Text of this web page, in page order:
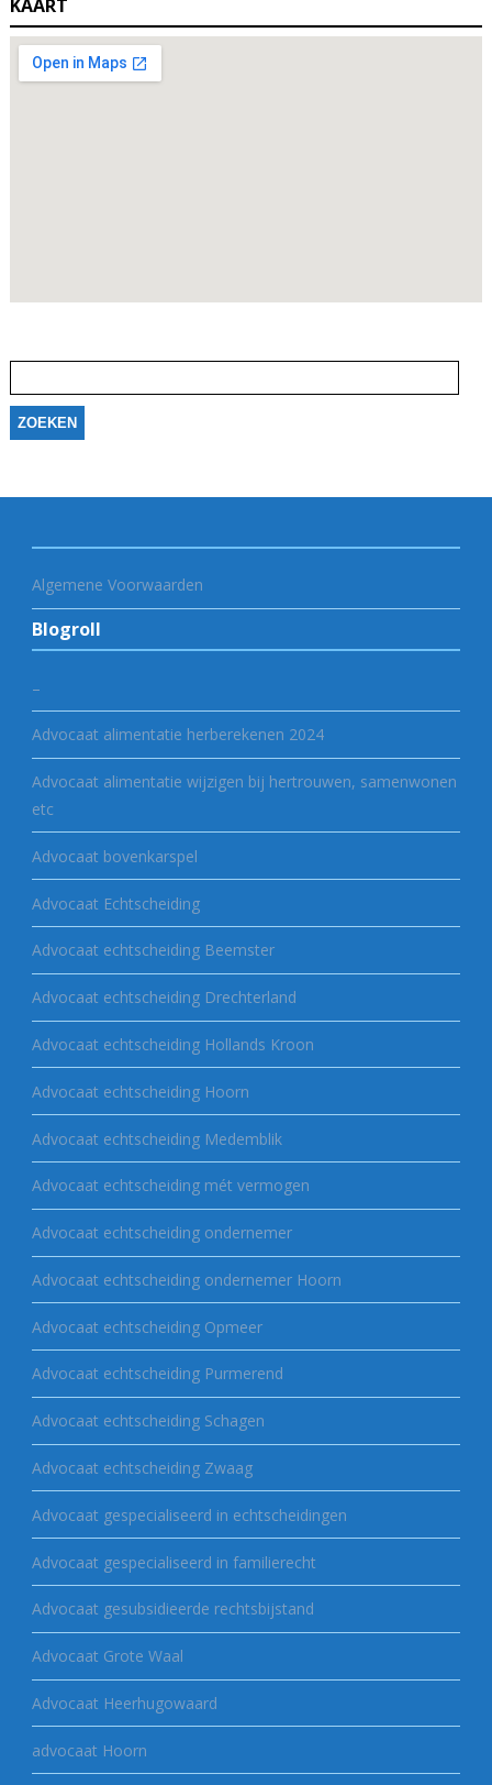
KAART
naar:
Algemene Voorwaarden
Blogroll
–
Advocaat alimentatie herberekenen 2024
Advocaat alimentatie wijzigen bij hertrouwen, samenwonen
etc
Advocaat bovenkarspel
Advocaat Echtscheiding
Advocaat echtscheiding Beemster
Advocaat echtscheiding Drechterland
Advocaat echtscheiding Hollands Kroon
Advocaat echtscheiding Hoorn
Advocaat echtscheiding Medemblik
Advocaat echtscheiding mét vermogen
Advocaat echtscheiding ondernemer
Advocaat echtscheiding ondernemer Hoorn
Advocaat echtscheiding Opmeer
Advocaat echtscheiding Purmerend
Advocaat echtscheiding Schagen
Advocaat echtscheiding Zwaag
Advocaat gespecialiseerd in echtscheidingen
Advocaat gespecialiseerd in familierecht
Advocaat gesubsidieerde rechtsbijstand
Advocaat Grote Waal
Advocaat Heerhugowaard
advocaat Hoorn